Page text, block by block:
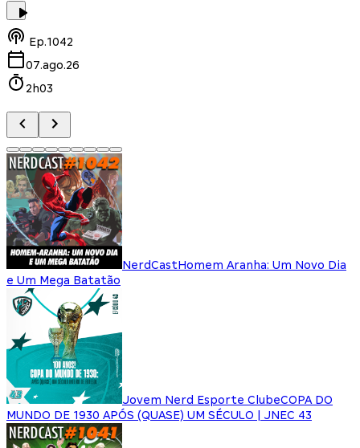
Ep.1042
07.ago.26
2h03
NerdCastHomem Aranha: Um Novo Dia
e Um Mega Batatão
Jovem Nerd Esporte ClubeCOPA DO
MUNDO DE 1930 APÓS (QUASE) UM SÉCULO | JNEC 43